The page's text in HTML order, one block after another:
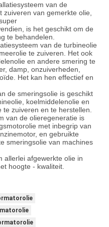
van de
zuiveren van gemerkte olie,
is het geschikt om de
te behandelen.
van de turbineolie
te zuiveren. Het ook
en andere smering te
damp, onzuiverheden,
Het kan hen effectief en
de smeringsolie is geschikt
koelmiddelenolie en
te zuiveren en te herstellen.
van de olieregeneratie is
met inbegrip van
en gebruikte
smeringsolie van machines
allerlei afgewerkte olie in
hoogte - kwaliteit.